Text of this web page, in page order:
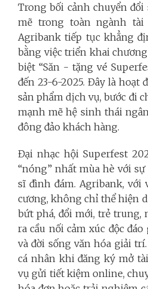
Trong bối cảnh chuyển đổi
mẽ trong toàn ngành
Agribank tiếp tục khẳng
bằng việc triển khai
biệt “Săn - tặng vé
đến 23-6-2025. Đây là hoạt
sản phẩm dịch vụ, bước đi
mạnh mẽ hệ sinh thái
đông đảo khách hàng.
Đại nhạc hội Superfest
“nóng” nhất mùa hè với
sĩ đình đám. Agribank,
cương, không chỉ thể hiện
bứt phá, đổi mới, trẻ trung,
ra cầu nối cảm xúc độc
và đời sống văn hóa giải
cá nhân khi đăng ký mở
vụ gửi tiết kiệm online,